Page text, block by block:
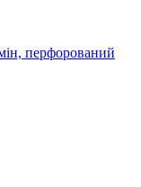
перфорований